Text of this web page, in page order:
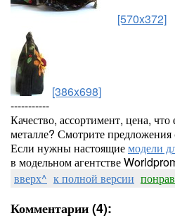
[570x372]
[386x698]
-----------
Качество, ассортимент, цена,
металле? Смотрите предложения
Если нужны настоящиемодели
в модельном агентстве
вверх^ к полной версии
Комментарии (4):